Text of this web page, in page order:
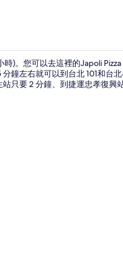
)。您可以去這裡的Japoli Pizza
鐘左右就可以到台北 101和台
只要 2 分鐘、到捷運忠孝復興